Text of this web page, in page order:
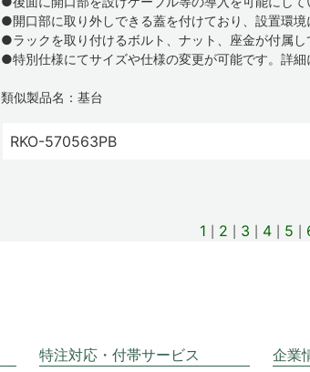
●開口部に取り外しできる蓋を付けており、設置環境
●ラックを取り付けるボルト、ナット、座金が付属し
●特別仕様にてサイズや仕様の変更が可能です。詳細
類似製品名：基台
RKO-570563PB
1 2 3 4 5
特注対応・付帯サービス 企業